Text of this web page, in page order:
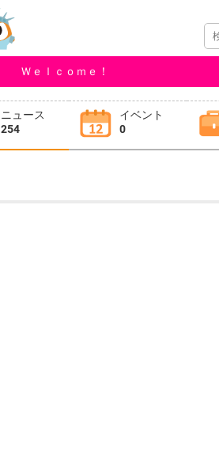
Ｗｅｌｃｏｍｅ！
ニュース
254
イベント
0